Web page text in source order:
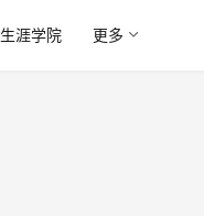
生涯学院 更多